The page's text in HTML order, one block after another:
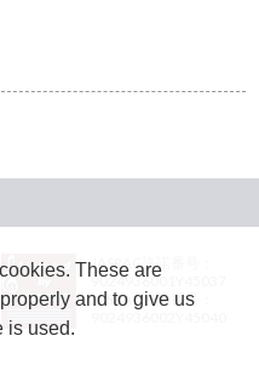
JASRAC許諾番号：
9024936001Y45037
JASRAC許諾番号：
These are
and to give us
is used.